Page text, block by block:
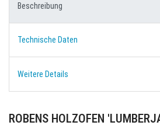
Beschreibung
Technische Daten
Weitere Details
ROBENS HOLZOFEN